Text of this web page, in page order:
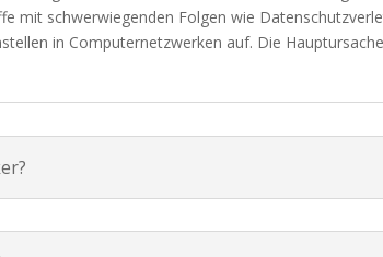
mit schwerwiegenden Folgen wie
in Computernetzwerken auf. Die